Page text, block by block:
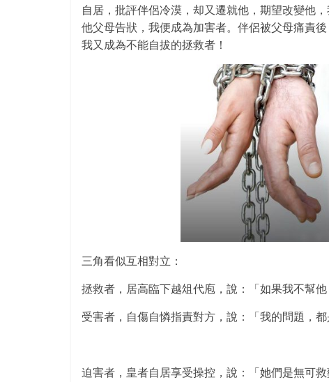
自居，批評伴侶冷漠，却又遷就他，期望改變他
他父母告狀，我便成為加害者。伴侶被父母痛責後
我又成為不能自拔的拯救者！
三角看似互相對立：
拯救者，居高臨下越俎代庖，說：「如果我不幫他
受害者，自傷自憐指責對方，說：「我的問題，都
迫害者，皇者自居享受操控，說：「她們是無可救